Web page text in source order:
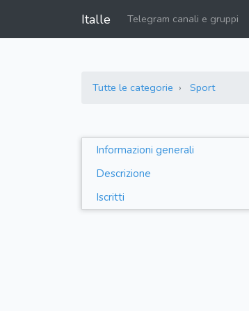
Italle Telegram canali e gruppi
Tutte le categorie Sport
Informazioni generali
Descrizione
Iscritti